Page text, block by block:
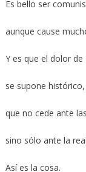
Es bello ser
aunque cause
Y es que el dolor
se supone
que no cede ante
sino sólo ante la
Así es la cosa.